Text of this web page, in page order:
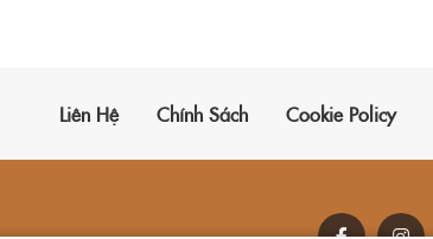
Liên Hệ Chính Sách Cookie Policy